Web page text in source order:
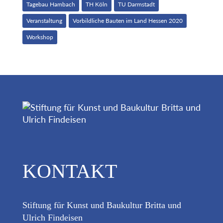
Tagebau Hambach TH Köln TU Darmstadt
Veranstaltung Vorbildliche Bauten im Land Hessen 2020
Workshop
KONTAKT
Stiftung für Kunst und Baukultur Britta und
Ulrich Findeisen